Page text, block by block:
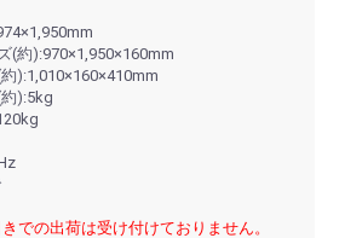
(約):970×1,950×160mm
):1,010×160×410mm
):5kg
での出荷は受け付けておりません。